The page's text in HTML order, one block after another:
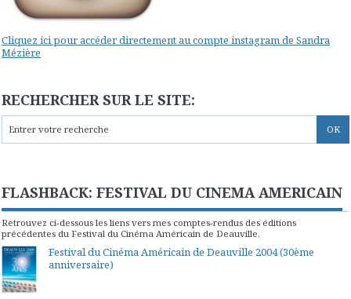
Cliquez ici pour accéder directement au compte instagram de Sandra
Mézière
RECHERCHER SUR LE SITE:
FLASHBACK: FESTIVAL DU CINEMA AMERICAIN
Retrouvez ci-dessous les liens vers mes comptes-rendus des éditions
précédentes du Festival du Cinéma Américain de Deauville.
Festival du Cinéma Américain de Deauville 2004 (30ème
anniversaire)